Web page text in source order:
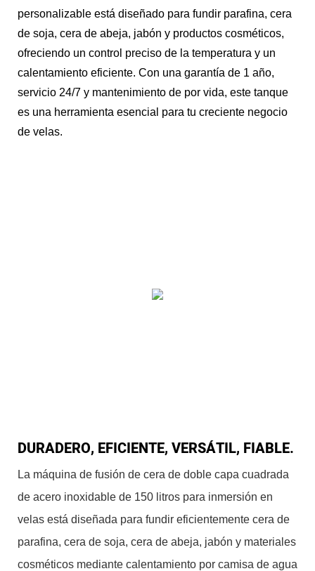
personalizable está diseñado para fundir parafina, cera
de soja, cera de abeja, jabón y productos cosméticos,
ofreciendo un control preciso de la temperatura y un
calentamiento eficiente. Con una garantía de 1 año,
servicio 24/7 y mantenimiento de por vida, este tanque
es una herramienta esencial para tu creciente negocio
de velas.
DURADERO, EFICIENTE, VERSÁTIL, FIABLE.
La máquina de fusión de cera de doble capa cuadrada
de acero inoxidable de 150 litros para inmersión en
velas está diseñada para fundir eficientemente cera de
parafina, cera de soja, cera de abeja, jabón y materiales
cosméticos mediante calentamiento por camisa de agua